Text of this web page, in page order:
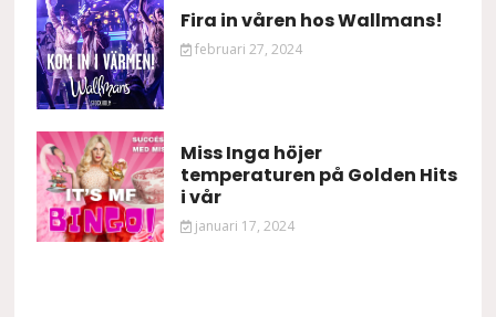
Fira in våren hos Wallmans!
februari 27, 2024
Miss Inga höjer
temperaturen på Golden Hits
i vår
januari 17, 2024